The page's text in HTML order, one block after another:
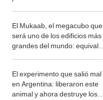
El Mukaab, el megacubo que
será uno de los edificios más
grandes del mundo: equivale
El experimento que salió mal
en Argentina: liberaron este
animal y ahora destruye los